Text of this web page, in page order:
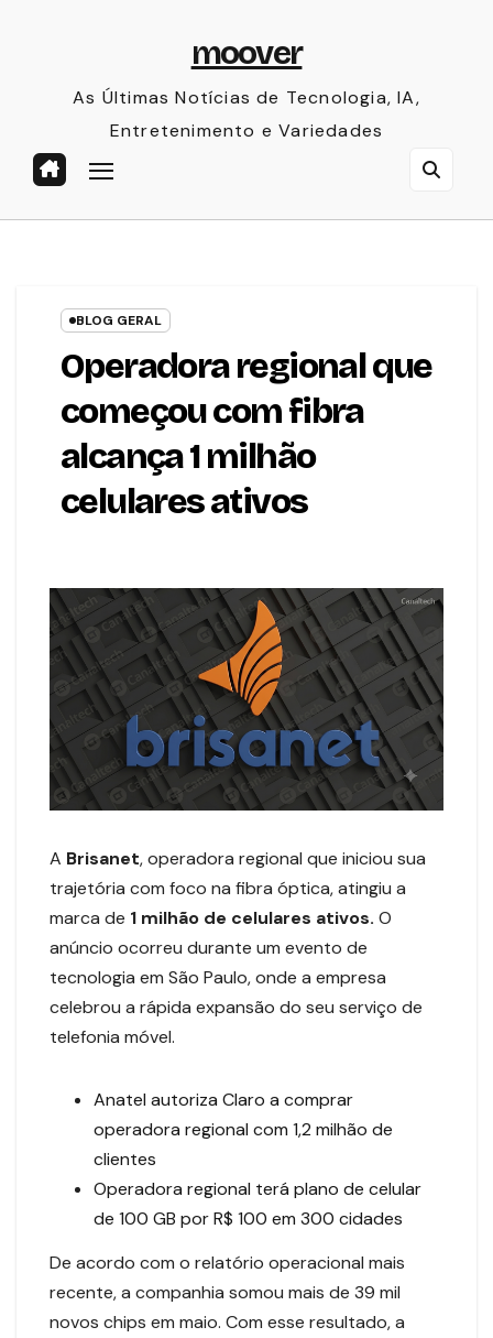
moover
As Últimas Notícias de Tecnologia, IA,
Entretenimento e Variedades
BLOG GERAL
Operadora regional que
começou com fibra
alcança 1 milhão
celulares ativos
A Brisanet, operadora regional que iniciou sua
trajetória com foco na fibra óptica, atingiu a
marca de 1 milhão de celulares ativos. O
anúncio ocorreu durante um evento de
tecnologia em São Paulo, onde a empresa
celebrou a rápida expansão do seu serviço de
telefonia móvel.
Anatel autoriza Claro a comprar
operadora regional com 1,2 milhão de
clientes
Operadora regional terá plano de celular
de 100 GB por R$ 100 em 300 cidades
De acordo com o relatório operacional mais
recente, a companhia somou mais de 39 mil
novos chips em maio. Com esse resultado, a